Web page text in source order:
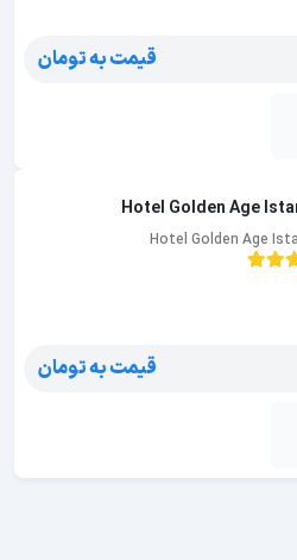
قیمت به تومان
Hotel Golden Age
Hotel Golden Age
قیمت به تومان